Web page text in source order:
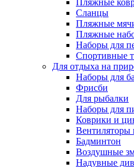
Сланцы
Пляжные
Пляжные
Наборы для
Спортивные
Для отдыха на
Наборы для
Фрисби
Для рыбалки
Наборы для
Коврики и
Вентиляторы
Бадминтон
Воздушные
Надувные